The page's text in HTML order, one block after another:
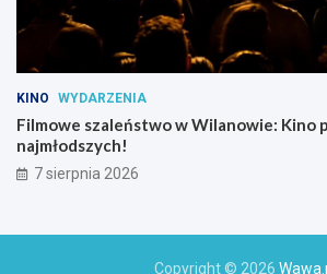
KINO WYDARZENIA
Filmowe szaleństwo w Wilanowie: Kino
najmłodszych!
7 sierpnia 2026
Copyright © 2026